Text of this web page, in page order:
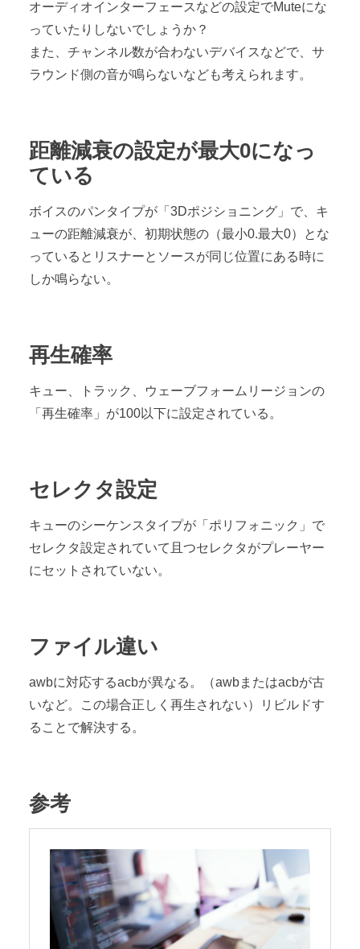
オーディオインターフェースなどの設定でMuteにな
っていたりしないでしょうか？
また、チャンネル数が合わないデバイスなどで、サ
ラウンド側の音が鳴らないなども考えられます。
距離減衰の設定が最大0になっ
ている
ボイスのパンタイプが「3Dポジショニング」で、キ
ューの距離減衰が、初期状態の（最小0.最大0）とな
っているとリスナーとソースが同じ位置にある時に
しか鳴らない。
再生確率
キュー、トラック、ウェーブフォームリージョンの
「再生確率」が100以下に設定されている。
セレクタ設定
キューのシーケンスタイプが「ポリフォニック」で
セレクタ設定されていて且つセレクタがプレーヤー
にセットされていない。
ファイル違い
awbに対応するacbが異なる。（awbまたはacbが古
いなど。この場合正しく再生されない）リビルドす
ることで解決する。
参考